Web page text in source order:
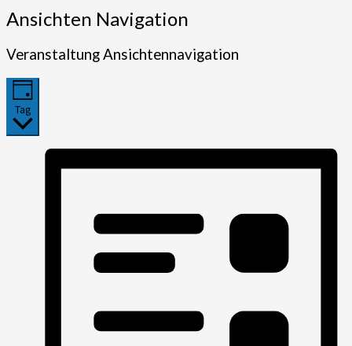
Veranstaltungen
14.
September
2022
Ansichten Navigation
Veranstaltung Ansichtennavigation
Tag